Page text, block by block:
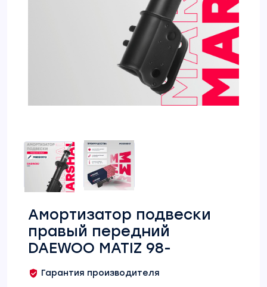
Амортизатор подвески
правый передний
DAEWOO MATIZ 98-
Гарантия производителя